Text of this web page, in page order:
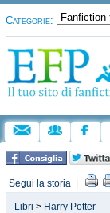
Categorie:
Segui la storia
Libri > Harry Potter